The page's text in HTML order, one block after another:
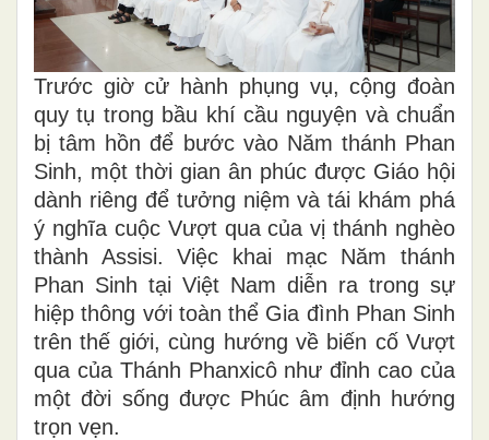
Trước giờ cử hành phụng vụ, cộng đoàn
quy tụ trong bầu khí cầu nguyện và chuẩn
bị tâm hồn để bước vào Năm thánh Phan
Sinh, một thời gian ân phúc được Giáo hội
dành riêng để tưởng niệm và tái khám phá
ý nghĩa cuộc Vượt qua của vị thánh nghèo
thành Assisi. Việc khai mạc Năm thánh
Phan Sinh tại Việt Nam diễn ra trong sự
hiệp thông với toàn thể Gia đình Phan Sinh
trên thế giới, cùng hướng về biến cố Vượt
qua của Thánh Phanxicô như đỉnh cao của
một đời sống được Phúc âm định hướng
trọn vẹn.